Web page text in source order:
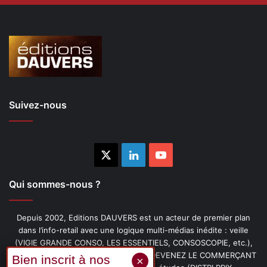
Suivez-nous
LinkedinYouTube
Qui sommes-nous ?
Depuis 2002, Editions DAUVERS est un acteur de premier plan
dans l’info-retail avec une logique multi-médias inédite : veille
(VIGIE GRANDE CONSO, LES ESSENTIELS, CONSOSCOPIE, etc.),
livres (PENSER-CLIENT, IMAGE-PRIX, DEVENEZ LE COMMERÇANT